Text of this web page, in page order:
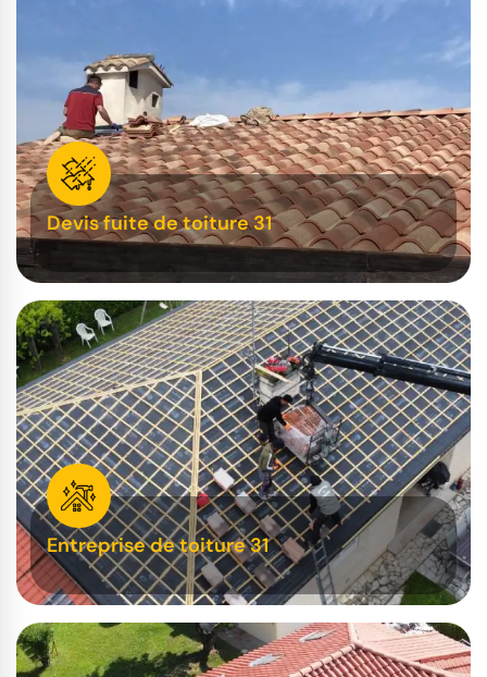
Devis fuite de toiture 31
Entreprise de toiture 31